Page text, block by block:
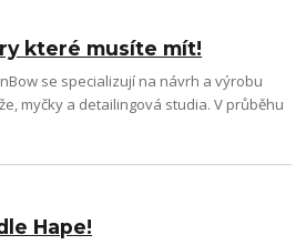
které musíte mít!
se specializují na návrh a výrobu
myčky a detailingová studia. V průběhu
Hape!